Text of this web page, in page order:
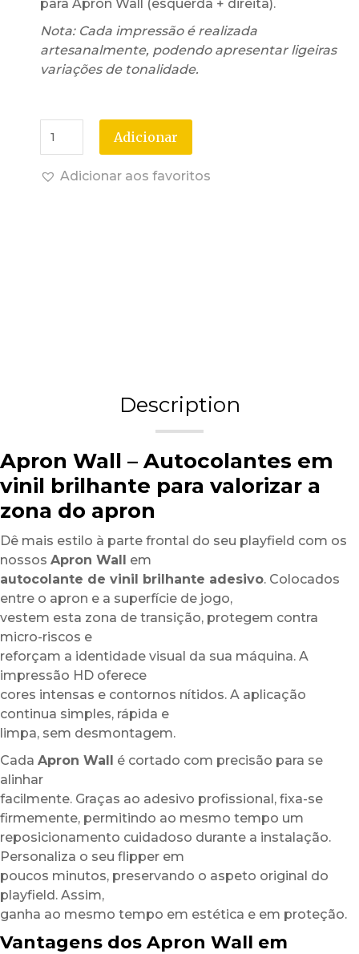
para Apron Wall (esquerda + direita).
Nota: Cada impressão é realizada
artesanalmente, podendo apresentar ligeiras
variações de tonalidade.
Adicionar
Adicionar aos favoritos
Description
Apron Wall – Autocolantes em
vinil brilhante para valorizar a
zona do apron
Dê mais estilo à parte frontal do seu playfield com os
nossos Apron Wall em
autocolante de vinil brilhante adesivo. Colocados
entre o apron e a superfície de jogo,
vestem esta zona de transição, protegem contra
micro-riscos e
reforçam a identidade visual da sua máquina. A
impressão HD oferece
cores intensas e contornos nítidos. A aplicação
continua simples, rápida e
limpa, sem desmontagem.
Cada Apron Wall é cortado com precisão para se
alinhar
facilmente. Graças ao adesivo profissional, fixa-se
firmemente, permitindo ao mesmo tempo um
reposicionamento cuidadoso durante a instalação.
Personaliza o seu flipper em
poucos minutos, preservando o aspeto original do
playfield. Assim,
ganha ao mesmo tempo em estética e em proteção.
Vantagens dos Apron Wall em